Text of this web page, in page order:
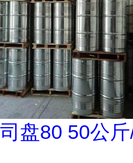
司盘80 50公